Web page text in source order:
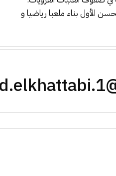
الأول بناء ملعبا رياضيا و